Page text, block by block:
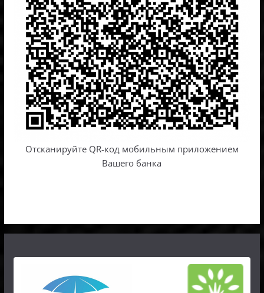
Отсканируйте QR-код мобильным приложением
Вашего банка